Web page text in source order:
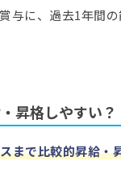
与に、過去1年間
昇格しやすい？
まで比較的昇給・